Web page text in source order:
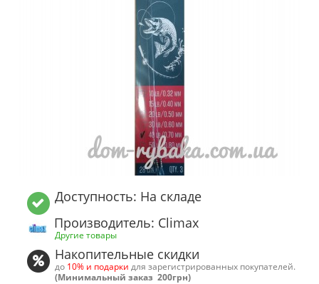
Доступность: На складе
Производитель: Climax
Другие товары
Накопительные скидки
до 10% и подарки для зарегистрированных покупателей.
(Минимальный заказ 200грн)